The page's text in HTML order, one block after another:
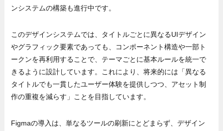
ンシステムの構築も進行中です。
このデザインシステムでは、タイトルごとに異なるUIデザイン
やグラフィック要素であっても、コンポーネント構造や一部ト
ークンを再利用することで、テーマごとに基本ルールを統一で
きるように設計しています。これにより、将来的には「異なる
タイトルでも一貫したユーザー体験を提供しつつ、アセット制
作の重複を減らす」ことを目指しています。
Figmaの導入は、単なるツールの刷新にとどまらず、デザイン